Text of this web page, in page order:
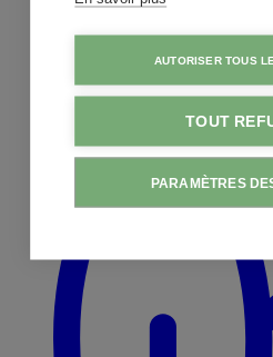
AUTORISER TOUS
TOUT
PARAMÈTRES